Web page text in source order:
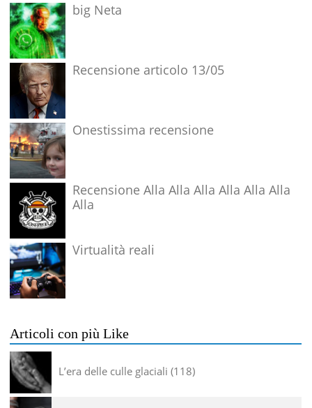
big Neta
Recensione articolo 13/05
Onestissima recensione
Recensione Alla Alla Alla Alla Alla Alla
Alla
Virtualità reali
Articoli con più Like
L’era delle culle glaciali 118